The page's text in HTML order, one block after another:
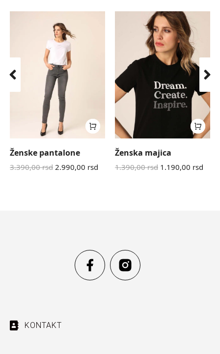
Ženske pantalone
3.390,00rsd 2.990,00 rsd
Ženska majica
1.390,00rsd 1.190,00 rsd
KONTAKT